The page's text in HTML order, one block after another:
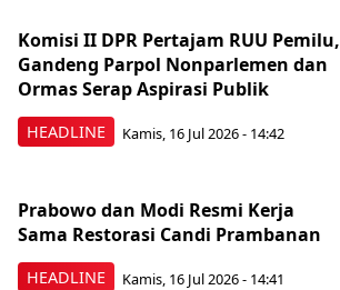
HEADLINE
Komisi II DPR Pertajam RUU Pemilu,
Gandeng Parpol Nonparlemen dan
Ormas Serap Aspirasi Publik
Kamis, 16 Jul 2026 - 14:42
HEADLINE
Prabowo dan Modi Resmi Kerja
Sama Restorasi Candi Prambanan
Kamis, 16 Jul 2026 - 14:41